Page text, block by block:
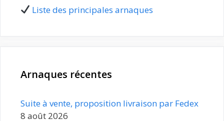
Liste des principales arnaques
Arnaques récentes
Suite à vente, proposition livraison par Fedex
8 août 2026